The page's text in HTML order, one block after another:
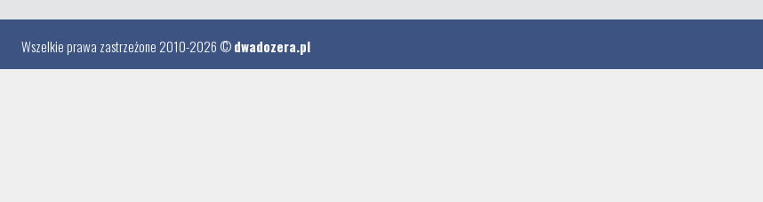
Wszelkie prawa zastrzeżone 2010-2026 ©dwadozera.pl